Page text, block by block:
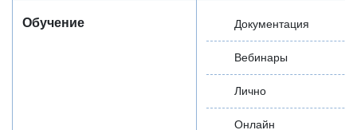
Обучение Документация
Вебинары
Лично
Онлайн